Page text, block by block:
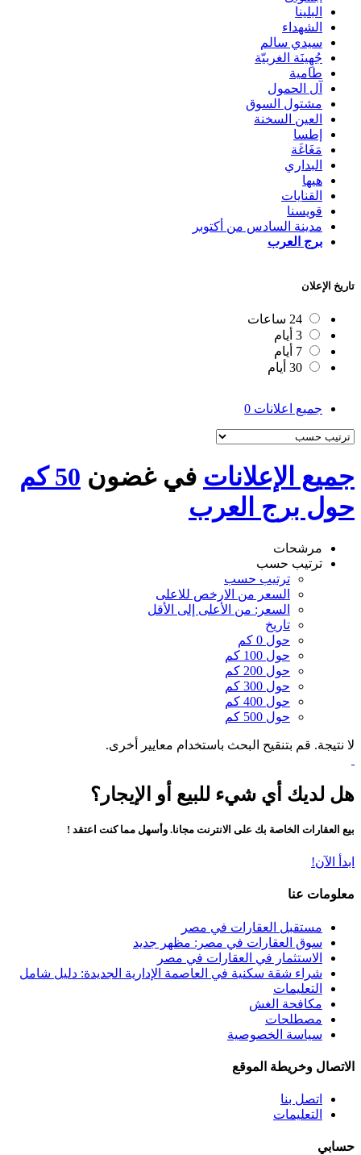
البلينا
الشهداء
سيدي سالم
جُهِينَة الغربيّة
طامية
آل الحمول
مشتول السوق
العين السخنة
إطسا
مَغَاغَة
البداري
هيها
القنايات
قويسنا
مدينة السادس من أكتوبر
برج العرب
تاريخ الإعلان
24 ساعات
3 أيام
7 أيام
30 أيام
جميع اعلانات 0
جميع الإعلانات في غضون
50 كم
حول برج العرب
مرشحات
ترتيب حسب
ترتيب حسب
السعر من الارخص للاعلى
السعر: من الأعلى إلى الأقل
تاريخ
حول 0 كم
حول 100 كم
حول 200 كم
حول 300 كم
حول 400 كم
حول 500 كم
لا نتيجة. قم بتنقيح البحث باستخدام معايير أخرى.
هل لديك أي شيء للبيع أو الإيجار؟
بيع العقارات الخاصة بك على الانترنت مجانا. وأسهل مما كنت اعتقد !
ابدأ الآن!
معلومات عنا
مستقبل العقارات في مصر
سوق العقارات في مصر: مظهر جديد
الاستثمار في العقارات في مصر
شراء شقة سكنية في العاصمة الإدارية الجديدة: دليل شامل
التعليمات
مكافحة الغش
مصطلحات
سياسة الخصوصية
الاتصال وخريطة الموقع
اتصل بنا
التعليمات
حسابي